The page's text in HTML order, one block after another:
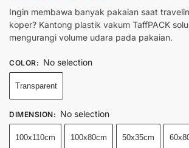
Ingin membawa banyak pakaian saat
koper? Kantong plastik vakum TaffPACK
mengurangi volume udara pada pakaian.
COLOR: No selection
Transparent
DIMENSION: No selection
100x110cm 100x80cm 50x35cm